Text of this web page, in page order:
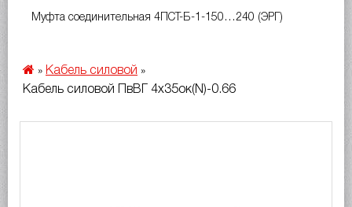
Муфта соединительная 4ПСТ-Б-1-150…240 (ЭРГ)
» Кабель силовой »
Кабель силовой ПвВГ 4х35ок(N)-0.66